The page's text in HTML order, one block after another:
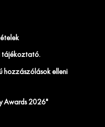
tájékoztató.
hozzászólások elleni
Awards 2026"